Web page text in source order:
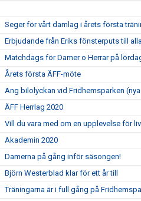
Seger för vårt damlag i årets första
Erbjudande från Eriks fönsterputs till
Matchdags för Damer o Herrar på
Årets första ÄFF-möte
Ang bilolyckan vid Fridhemsparken (nya
ÄFF Herrlag 2020
Vill du vara med om en upplevelse för
Akademin 2020
Damerna på gång inför säsongen!
Björn Westerblad klar för ett år till
Träningarna är i full gång på